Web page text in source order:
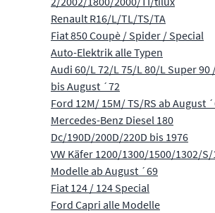
Renault R16/L/TL/TS/TA
Fiat 850 Coupè / Spider / Special
Auto-Elektrik alle Typen
Audi 60/L 72/L 75/L 80/L Super 90
bis August ´72
Ford 12M/ 15M/ TS/RS ab August
Mercedes-Benz Diesel 180
Dc/190D/200D/220D bis 1976
VW Käfer 1200/1300/1500/1302/
Modelle ab August ´69
Fiat 124 / 124 Special
Ford Capri alle Modelle